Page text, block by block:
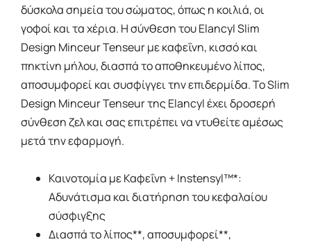
δύσκολα σημεία του σώματος, όπως η κοιλιά, οι
γοφοί και τα χέρια. Η σύνθεση του Elancyl Slim
Design Minceur Tenseur με καφεΐνη, κισσό και
πηκτίνη μήλου, διασπά το αποθηκευμένο λίπος,
αποσυμφορεί και συσφίγγει την επιδερμίδα. Το Slim
Design Minceur Tenseur της Elancyl έχει δροσερή
σύνθεση ζελ και σας επιτρέπει να ντυθείτε αμέσως
μετά την εφαρμογή.
Καινοτομία με Καφεΐνη + Instensyl™*:
Αδυνάτισμα και διατήρηση του κεφαλαίου
σύσφιγξης
Διασπά το λίπος**, αποσυμφορεί**,